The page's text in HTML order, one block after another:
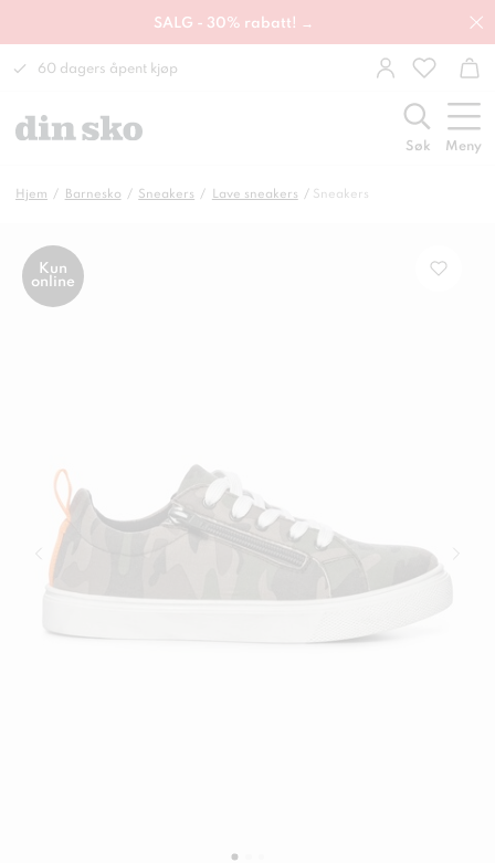
SALG - 30% rabatt! →
60 dagers åpent kjøp
Søk Meny
Hjem Barnesko Sneakers Lave sneakers Sneakers
Kun
online